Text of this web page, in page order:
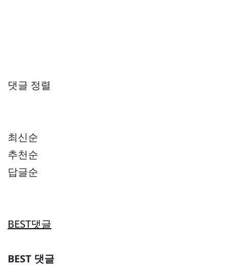
댓글 정렬
최신순
추천순
답글순
BEST댓글
BEST 댓글